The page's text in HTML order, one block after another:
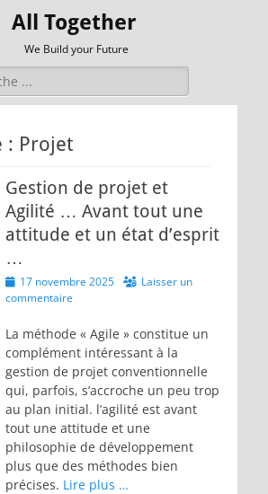
All Together
We Build your Future
:
: Projet
Gestion de projet et
Agilité … Avant tout une
attitude et un état d’esprit
…
Posted
on
17 novembre 2025
Laisser un
commentaire
La méthode « Agile » constitue un
complément intéressant à la
gestion de projet conventionnelle
qui, parfois, s’accroche un peu trop
au plan initial. l’agilité est avant
tout une attitude et une
philosophie de développement
plus que des méthodes bien
précises. Lire plus …